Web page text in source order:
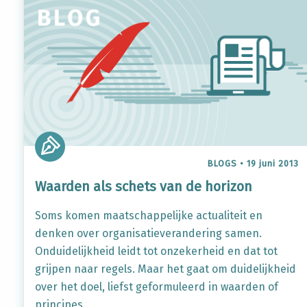
BLOGS • 19 juni 2013
Waarden als schets van de horizon
Soms komen maatschappelijke actualiteit en
denken over organisatieverandering samen.
Onduidelijkheid leidt tot onzekerheid en dat tot
grijpen naar regels. Maar het gaat om duidelijkheid
over het doel, liefst geformuleerd in waarden of
principes.